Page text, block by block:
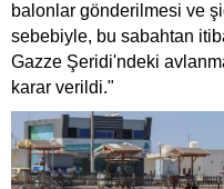
balonlar gönderilmesi ve
sebebiyle, bu sabahtan
Gazze Şeridi'ndeki
karar verildi."